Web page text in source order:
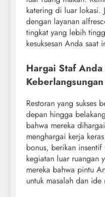
katering di luar lokasi.
dengan layanan
tingkat yang lebih
kesuksesan Anda saat
Hargai Staf
Restoran yang sukses
depan hingga
bahwa mereka
menghargai kerja
bonus, berikan
kegiatan luar ruangan
mereka bahwa pintu
untuk masalah dan ide